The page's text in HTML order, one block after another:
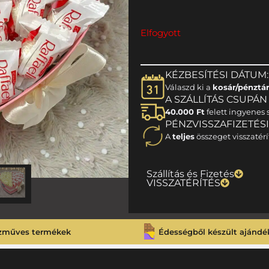
Elfogyott
KÉZBESÍTÉSI
Válaszd ki a kosár/pénztár
A SZÁLLÍTÁS
40.000 Ft felett ingyenes
Ateljesösszeget
Szállítás és Fizetés
VISSZATÉRÍTÉS
termékek Édességből készült